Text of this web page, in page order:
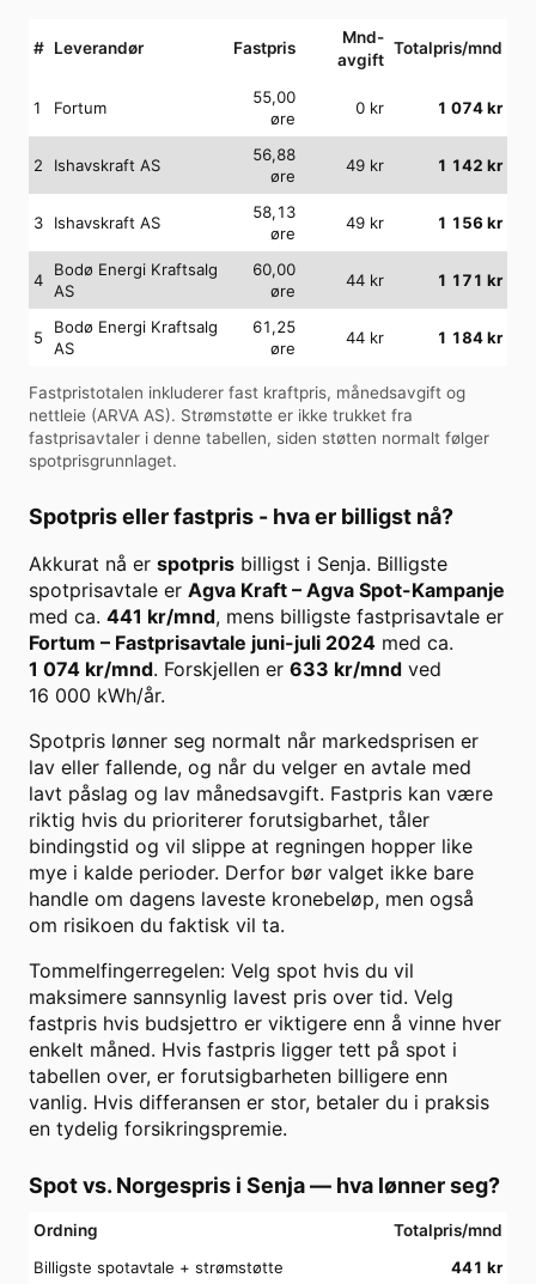
# Leverandør Fastpris
Mnd-
avgift
Totalpris/mnd
1 Fortum
55,00
øre
0 kr 1 074kr
2 Ishavskraft AS
56,88
øre
49 kr 1 142 kr
3 Ishavskraft AS
58,13
øre
49 kr 1 156 kr
4
Bodø Energi Kraftsalg
AS
60,00
øre
44 kr 1 171 kr
5
Bodø Energi Kraftsalg
AS
61,25
øre
44 kr 1 184kr
Fastpristotalen inkluderer fast kraftpris, månedsavgift og
nettleie (ARVA AS). Strømstøtte er ikke trukket fra
fastprisavtaler i denne tabellen, siden støtten normalt følger
spotprisgrunnlaget.
Spotpris eller fastpris - hva er billigst nå?
Akkurat nå er spotpris billigst i Senja. Billigste
spotprisavtale er Agva Kraft – Agva Spot-Kampanje
med ca. 441 kr/mnd, mens billigste fastprisavtale er
Fortum – Fastprisavtale juni-juli 2024 med ca.
1 074 kr/mnd. Forskjellen er 633 kr/mnd ved
16 000 kWh/år.
Spotpris lønner seg normalt når markedsprisen er
lav eller fallende, og når du velger en avtale med
lavt påslag og lav månedsavgift. Fastpris kan være
riktig hvis du prioriterer forutsigbarhet, tåler
bindingstid og vil slippe at regningen hopper like
mye i kalde perioder. Derfor bør valget ikke bare
handle om dagens laveste kronebeløp, men også
om risikoen du faktisk vil ta.
Tommelfingerregelen: Velg spot hvis du vil
maksimere sannsynlig lavest pris over tid. Velg
fastpris hvis budsjettro er viktigere enn å vinne hver
enkelt måned. Hvis fastpris ligger tett på spot i
tabellen over, er forutsigbarheten billigere enn
vanlig. Hvis differansen er stor, betaler du i praksis
en tydelig forsikringspremie.
Spot vs. Norgespris i Senja— hva lønner seg?
Ordning
Totalpris/mnd
Billigste spotavtale + strømstøtte
441 kr